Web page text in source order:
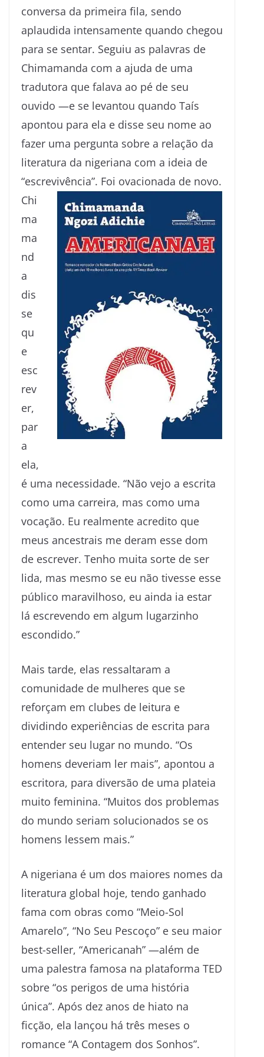
conversa da primeira fila, sendo
aplaudida intensamente quando chegou
para se sentar. Seguiu as palavras de
Chimamanda com a ajuda de uma
tradutora que falava ao pé de seu
ouvido —e se levantou quando Taís
apontou para ela e disse seu nome ao
fazer uma pergunta sobre a relação da
literatura da nigeriana com a ideia de
“escrevivência”. Foi ovacionada de novo.
Chi
ma
ma
nd
a
dis
se
qu
e
esc
rev
er,
par
a
ela,
é uma necessidade. “Não vejo a escrita
como uma carreira, mas como uma
vocação. Eu realmente acredito que
meus ancestrais me deram esse dom
de escrever. Tenho muita sorte de ser
lida, mas mesmo se eu não tivesse esse
público maravilhoso, eu ainda ia estar
lá escrevendo em algum lugarzinho
escondido.”
Mais tarde, elas ressaltaram a
comunidade de mulheres que se
reforçam em clubes de leitura e
dividindo experiências de escrita para
entender seu lugar no mundo. “Os
homens deveriam ler mais”, apontou a
escritora, para diversão de uma plateia
muito feminina. “Muitos dos problemas
do mundo seriam solucionados se os
homens lessem mais.”
A nigeriana é um dos maiores nomes da
literatura global hoje, tendo ganhado
fama com obras como “Meio-Sol
Amarelo”, “No Seu Pescoço” e seu maior
best-seller, “Americanah” —além de
uma palestra famosa na plataforma TED
sobre “os perigos de uma história
única”. Após dez anos de hiato na
ficção, ela lançou há três meses o
romance “A Contagem dos Sonhos”.